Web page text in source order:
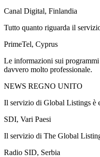
Canal Digital, Finlandia
Tutto quanto riguarda il
PrimeTel, Cyprus
Le informazioni sui programmi
davvero molto professionale.
NEWS REGNO UNITO
Il servizio di Global Listings è
SDI, Vari Paesi
Il servizio di The Global
Radio SID, Serbia